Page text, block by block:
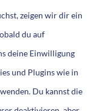
zeigen wir dir ein
du auf
deine Einwilligung
und Plugins wie in
Du kannst die